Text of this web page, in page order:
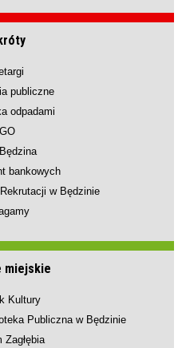
publiczne
odpadami
bankowych
w Będzinie
miejskie
Kultury
Publiczna w Będzinie
Zagłębia